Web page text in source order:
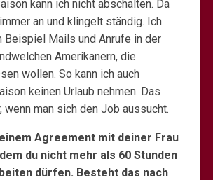
kann ich nicht abschalten. Da
an und klingelt ständig. Ich
Beispiel Mails und Anrufe in der
Amerikanern, die
wollen. So kann ich auch
keinen Urlaub nehmen. Das
wenn man sich den Job aussucht.
Agreement mit deiner Frau
du nicht mehr als 60 Stunden
dürfen. Besteht das nach